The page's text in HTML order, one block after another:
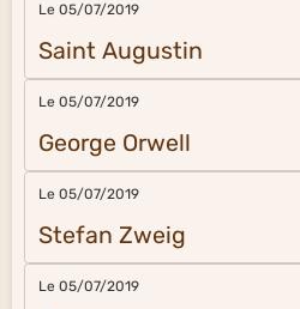
Le 05/07/2019
Saint Augustin
Le 05/07/2019
George Orwell
Le 05/07/2019
Stefan Zweig
Le 05/07/2019